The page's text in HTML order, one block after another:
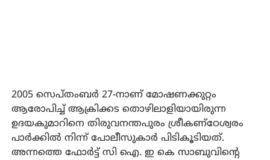
2005 സെപ്തംബര്‍ 27-നാണ് മോഷണക്കുറ്റം
ആരോപിച്ച് ആക്രിക്കട തൊഴിലാളിയായിരുന്ന
ഉദയകുമാറിനെ തിരുവനന്തപുരം ശ്രീകണ്‌ഠേശ്വരം
പാര്‍ക്കില്‍ നിന്ന് പോലീസുകാര്‍ പിടികൂടിയത്.
അന്നത്തെ ഫോര്‍ട്ട് സി ഐ. ഇ കെ സാബുവിന്റെ